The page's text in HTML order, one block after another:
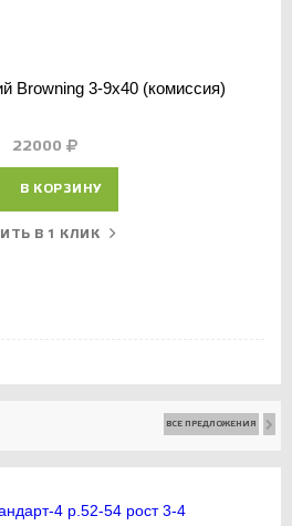
Browning 3-9х40 (комиссия)
22000
В КОРЗИНУ
В 1 КЛИК
ВСЕ ПРЕДЛОЖЕНИЯ